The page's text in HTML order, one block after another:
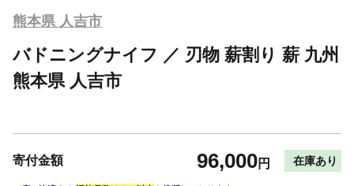
熊本県 人吉市
バドニングナイフ ／ 刃物 薪割り 薪 九州
熊本県 人吉市
寄付金額 96,000円 在庫あり